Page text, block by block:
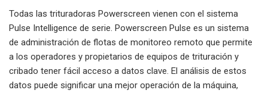
Todas las trituradoras Powerscreen vienen con el sistema
Pulse Intelligence de serie. Powerscreen Pulse es un sistema
de administración de flotas de monitoreo remoto que permite
a los operadores y propietarios de equipos de trituración y
cribado tener fácil acceso a datos clave. El análisis de estos
datos puede significar una mejor operación de la máquina,